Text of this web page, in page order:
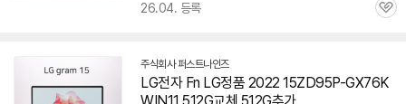
26.04. 등록
관
주식회사 퍼스트나인즈네
이
버
LG전자 Fn LG정품 2022 15ZD95P-GX76K